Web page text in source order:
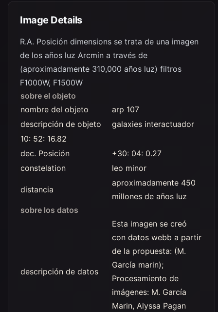
Image Details
R.A. Posición dimensions se trata de una imagen
de los años luz Arcmin a través de
(aproximadamente 310,000 años luz) filtros
F1000W, F1500W
sobre el objeto
nombre del objeto
arp 107
descripción de objeto
galaxies interactuador
10: 52: 16.82
dec. Posición
+30: 04: 0.27
constelation
leo minor
distancia
aproximadamente 450
millones de años luz
sobre los datos
descripción de datos
Esta imagen se creó
con datos webb a partir
de la propuesta: (M.
García marin);
Procesamiento de
imágenes: M. García
Marin, Alyssa Pagan